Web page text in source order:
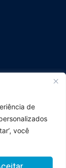
de
você